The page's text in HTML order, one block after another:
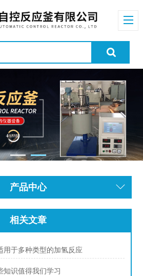
产品中心
相关文章
用于多种类型的加氢反应
知识值得我们学习